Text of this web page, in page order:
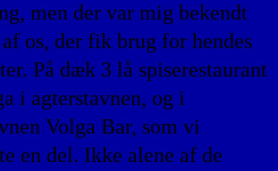
men der var mig bekendt
os, der fik brug for hendes
På dæk 3 lå spiserestaurant
i agterstavnen, og i
Volga Bar, som vi
en del. Ikke alene af de